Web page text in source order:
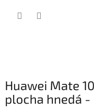
Huawei Mate
plocha hnedá -